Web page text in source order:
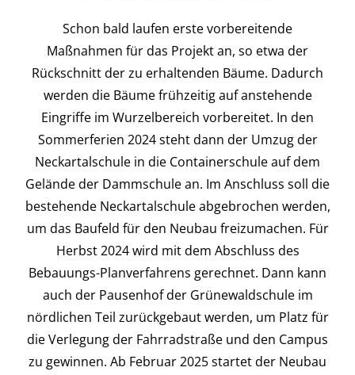
Schon bald laufen erste vorbereitende
Maßnahmen für das Projekt an, so etwa der
Rückschnitt der zu erhaltenden Bäume. Dadurch
werden die Bäume frühzeitig auf anstehende
Eingriffe im Wurzelbereich vorbereitet. In den
Sommerferien 2024 steht dann der Umzug der
Neckartalschule in die Containerschule auf dem
Gelände der Dammschule an. Im Anschluss soll die
bestehende Neckartalschule abgebrochen werden,
um das Baufeld für den Neubau freizumachen. Für
Herbst 2024 wird mit dem Abschluss des
Bebauungs-Planverfahrens gerechnet. Dann kann
auch der Pausenhof der Grünewaldschule im
nördlichen Teil zurückgebaut werden, um Platz für
die Verlegung der Fahrradstraße und den Campus
zu gewinnen. Ab Februar 2025 startet der Neubau